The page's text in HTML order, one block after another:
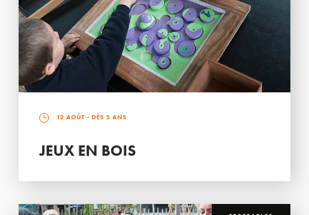
12 AOÛT - DÈS 5 ANS
JEUX EN BOIS